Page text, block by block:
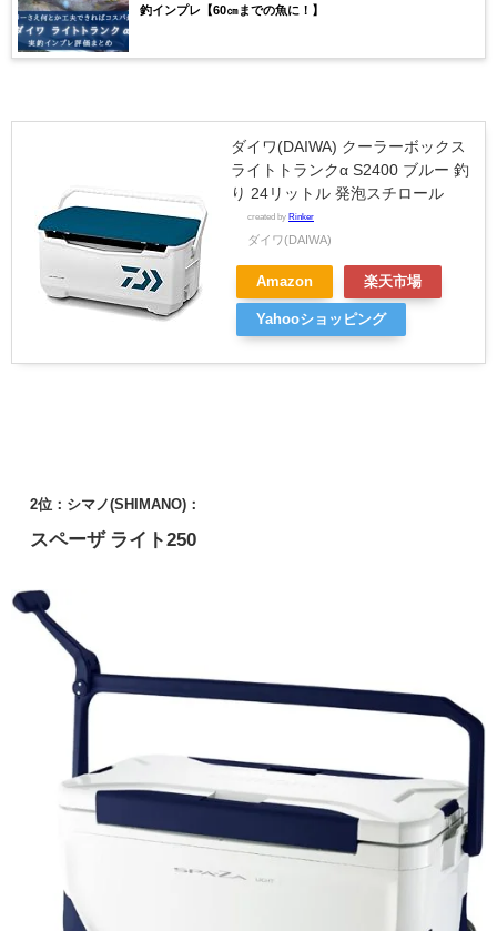
釣インプレ【60㎝までの魚に！】
ダイワ(DAIWA) クーラーボックス
ライトトランクα S2400 ブルー 釣
り 24リットル 発泡スチロール
created by Rinker
ダイワ(DAIWA)
Amazon 楽天市場
Yahooショッピング
2位：シマノ(SHIMANO)：
スペーザ ライト250